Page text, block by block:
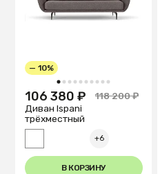
1 2 3 4 5 6 7 8 9 10
— 10%
106 380 ₽
118 200 ₽
Диван Ispani
трёхместный
+6
В КОРЗИНУ